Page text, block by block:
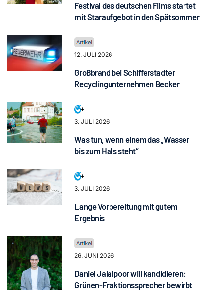
Festival des deutschen Films startet
mit Staraufgebot in den Spätsommer
12. JULI 2026
Großbrand bei Schifferstadter
Recyclingunternehmen Becker
3. JULI 2026
Was tun, wenn einem das „Wasser
bis zum Hals steht“
3. JULI 2026
Lange Vorbereitung mit gutem
Ergebnis
26. JUNI 2026
Daniel Jalalpoor will kandidieren:
Grünen-Fraktionssprecher bewirbt